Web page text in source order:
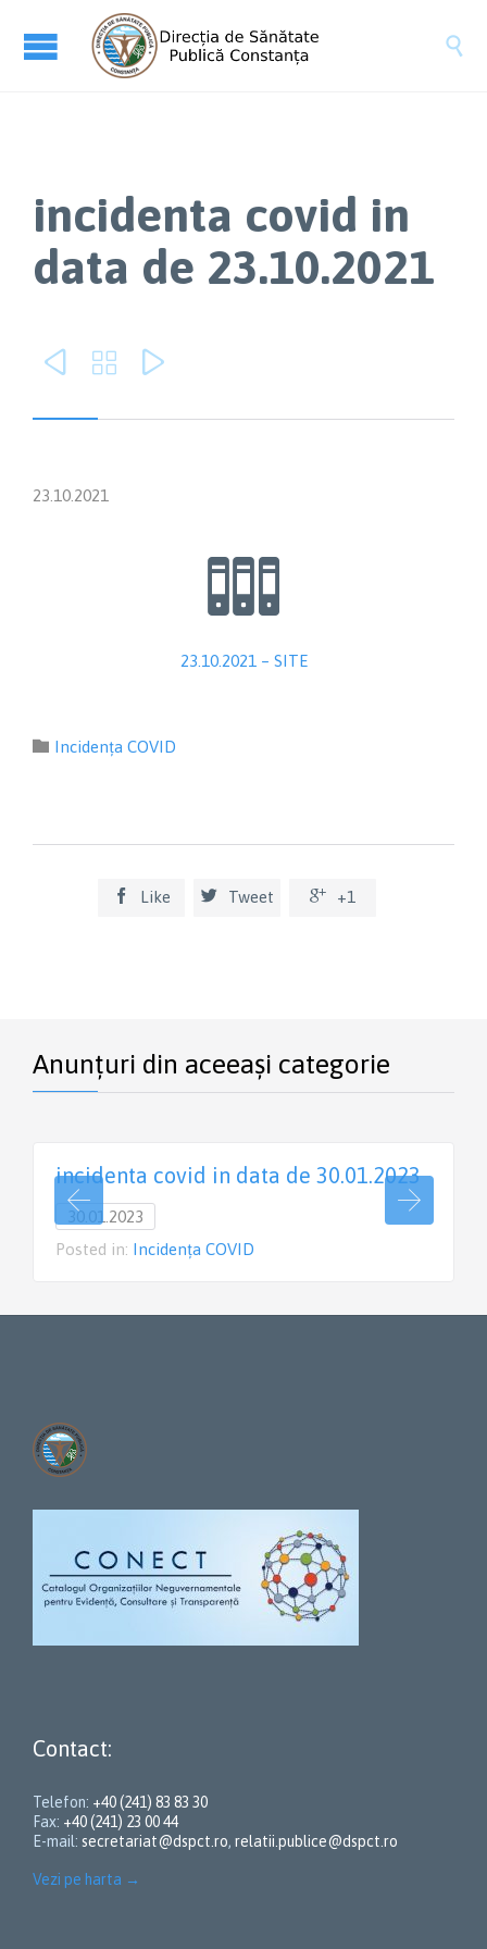

incidenta covid in
data de 23.10.2021
  
23.10.2021

23.10.2021 – SITE
 Category
Incidența COVID
 Like  Tweet  +1
Anunțuri din aceeași categorie
incidenta covid in data de 30.01.2023
30.01.2023
Posted in: Incidența COVID
Contact:
Telefon: +40 (241) 83 83 30
Fax: +40 (241) 23 00 44
E-mail: secretariat@dspct.ro, relatii.publice@dspct.ro
Vezi pe harta →